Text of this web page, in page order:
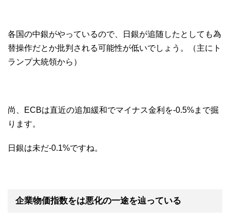
各国の中銀がやっているので、日銀が追随したとしても為
替操作だとか批判される可能性が低いでしょう。（主にト
ランプ大統領から）
尚、ECBは直近の追加緩和でマイナス金利を-0.5%まで掘
ります。
日銀は未だ-0.1%ですね。
企業物価指数をは悪化の一途を辿っている